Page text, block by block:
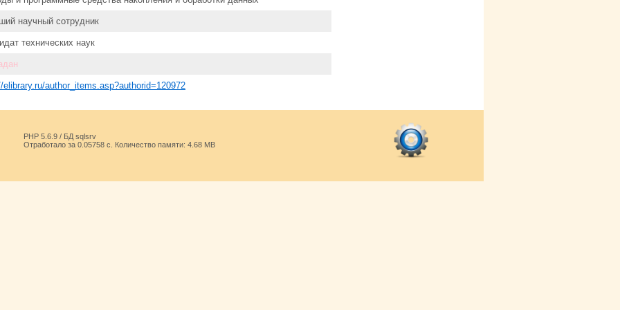
научный сотрудник
технических наук
elibrary.ru/author_items.asp?authorid=120972
PHP 5.6.9 / БД sqlsrv
Отработало за 0.05758 с. Количество памяти: 4.68 MB